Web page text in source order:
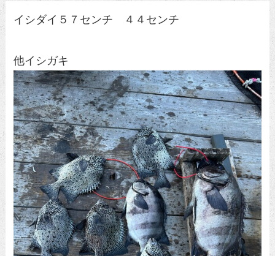
イシダイ５７センチ ４４センチ
他イシガキ